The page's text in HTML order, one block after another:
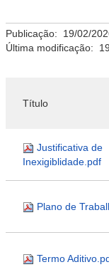
Publicação: 19/02/
Última modificação:
Título
Justificativa de
Inexigiblidade.pdf
Plano de
Termo